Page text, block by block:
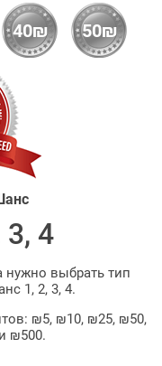
40₪ 50₪
4
выбрать тип
1, 2, 3, 4.
₪5, ₪10, ₪25, ₪50,
₪500.